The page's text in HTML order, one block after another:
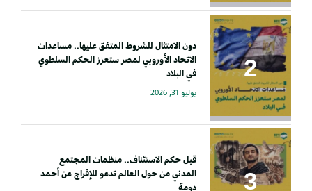
دون الامتثال للشروط المتفق عليها.. مساعدات
الاتحاد الأوروبي لمصر ستعزز الحكم السلطوي
في البلاد
يوليو 31, 2026
قبل حكم الاستئناف.. منظمات المجتمع
المدني من حول العالم تدعو للإفراج عن أحمد
دومة